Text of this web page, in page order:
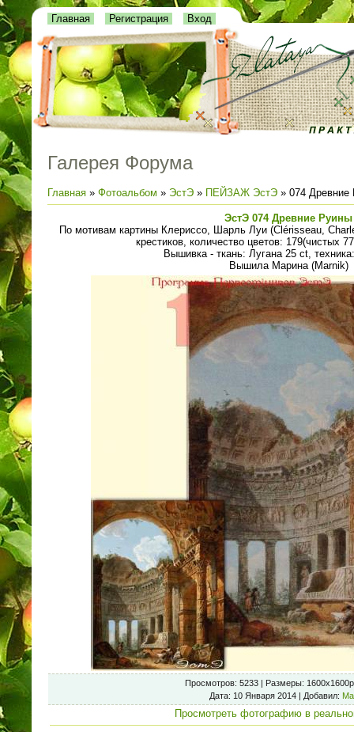
Главная Регистрация Вход
Галерея Форума
Главная » Фотоальбом » ЭстЭ » ПЕЙЗАЖ ЭстЭ » 074 Древние
ЭстЭ 074 Древние Руины
По мотивам картины Клериссо, Шарль Луи (Clérisseau,
крестиков, количество цветов: 179(чистых
Вышивка - ткань: Лугана 25 ct,
Вышила Марина (Marnik)
Просмотров: 5233 | Размеры:
Дата: 10 Января 2014 | Добавил:
Просмотреть фотографию в